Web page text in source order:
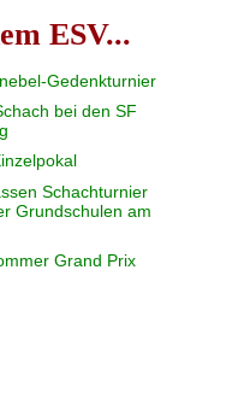
ESV...
Gedenkturnier
bei den SF
Schachturnier
Grundschulen am
Grand Prix